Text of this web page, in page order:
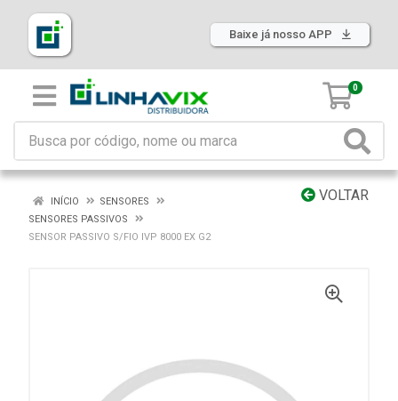
Baixe já nosso APP
0
VOLTAR
INÍCIO
SENSORES
SENSORES PASSIVOS
SENSOR PASSIVO S/FIO IVP 8000 EX G2